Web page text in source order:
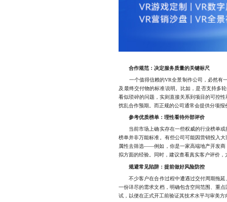
合作规范：决定服务质量的关键标尺
一个值得信赖的VR全景制作公司，必然有一
及最终交付物的标准说明。比如，是否支持多
看似琐碎的问题，实则直接关系到项目的可控
扰乱合作预期。而正规的公司通常会提供分项
参考优质榜单：理性看待外部评价
当前市场上确实存在一些权威的行业榜单或
榜单并非万能标准。有些公司可能因营销投入
属性去筛选——例如，你是一家高端地产开发商
拟方面的经验。同时，建议查看真实客户评价
规避常见陷阱：提前做好风险防控
不少客户在合作过程中遭遇过交付周期拖延
一份详尽的需求文档，明确包含空间范围、重
试，以便在正式开工前验证其技术水平与审美